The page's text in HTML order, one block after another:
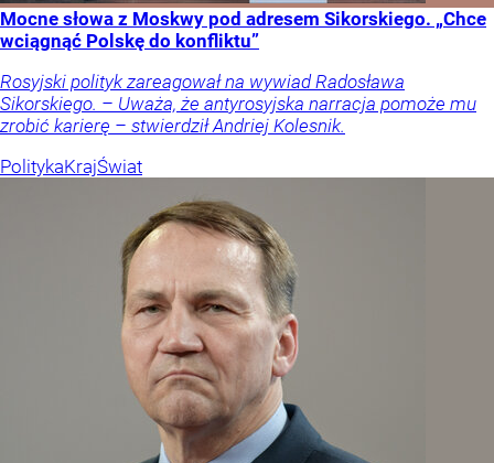
Mocne słowa z Moskwy pod adresem Sikorskiego. „Chce
wciągnąć Polskę do konfliktu”
Rosyjski polityk zareagował na wywiad Radosława
Sikorskiego. – Uważa, że antyrosyjska narracja pomoże mu
zrobić karierę – stwierdził Andriej Kolesnik.
PolitykaKrajŚwiat